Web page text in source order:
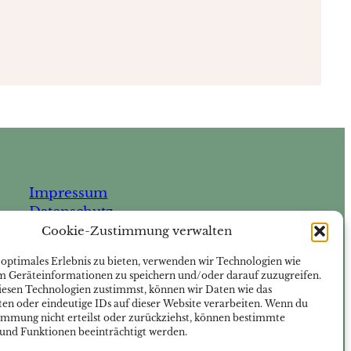
Cookie-Zustimmung verwalten
Erlebnis zu bieten, verwenden wir Technologien wie
Geräteinformationen zu speichern und/oder darauf zuzugreifen.
Technologien zustimmst, können wir Daten wie das
oder eindeutige IDs auf dieser Website verarbeiten. Wenn du
nicht erteilst oder zurückziehst, können bestimmte
Funktionen beeinträchtigt werden.
Impressum
Datenschutz
Blog